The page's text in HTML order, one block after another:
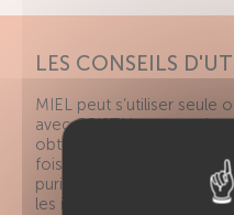
LES CONSEILS
MIEL peut s’utiliser seule
avec CRISTAL pour
obtenir un beige (sur
fois, utiliser durant 4 à 6
purifiant BIO à l’argile
les impuretés présentes